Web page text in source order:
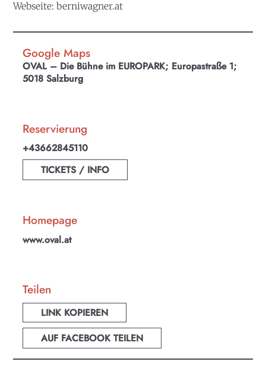
Webseite: berniwagner.at
Google Maps
OVAL – Die Bühne im EUROPARK; Europastraße 1;
5018 Salzburg
Reservierung
+43662845110
TICKETS / INFO
Homepage
www.oval.at
Teilen
LINK KOPIEREN
AUF FACEBOOK TEILEN
Kultur in Salzburg auf einen Blick
Finde täglich bis zu 50 Veranstaltungen in Stadt
und Land Salzburg. Ob Kino, Theater, Literatur
oder Musik bei uns findest du Kultur-Programm
für Menschen von 0-99.